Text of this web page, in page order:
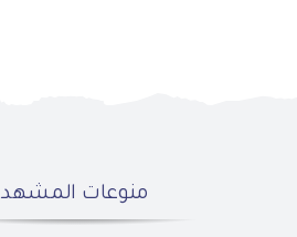
منوعات المشهد